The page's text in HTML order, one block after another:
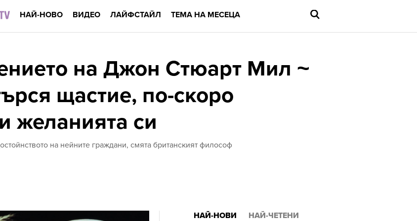
НАЙ-НОВО ВИДЕО ЛАЙФСТАЙЛ ТЕМА НА МЕСЕЦА
на Джон Стюарт Мил ~
щастие, по-скоро
желанията си
на нейните граждани, смята британският философ
НАЙ-НОВИ НАЙ-ЧЕТЕНИ